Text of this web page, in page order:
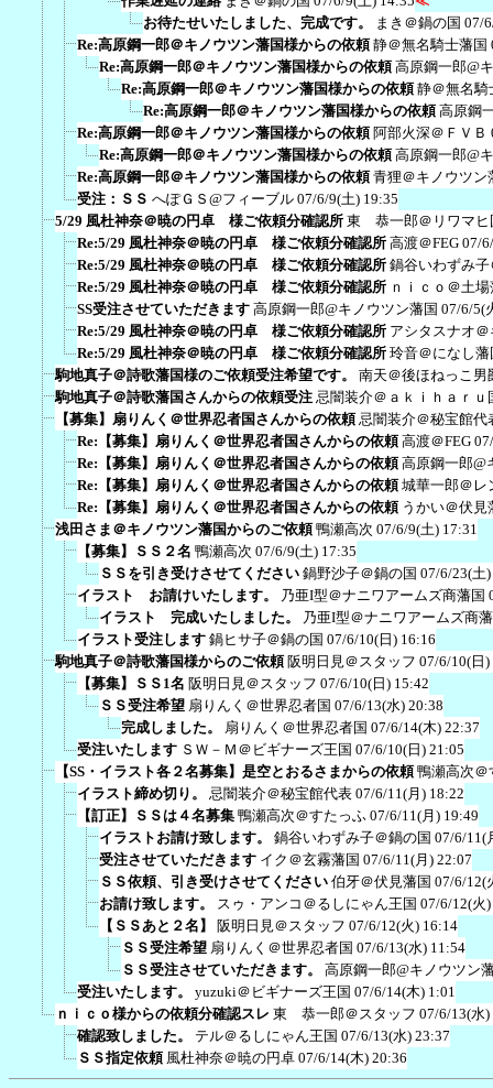
お待たせいたしました、完成です。
まき＠鍋の国 07/
Re:高原鋼一郎＠キノウツン藩国様からの依頼 静＠無名騎士藩国
Re:高原鋼一郎＠キノウツン藩国様からの依頼 高原鋼一郎@
Re:高原鋼一郎＠キノウツン藩国様からの依頼 静＠無名騎
Re:高原鋼一郎＠キノウツン藩国様からの依頼 高原鋼
Re:高原鋼一郎＠キノウツン藩国様からの依頼 阿部火深＠ＦＶＢ
Re:高原鋼一郎＠キノウツン藩国様からの依頼 高原鋼一郎@
Re:高原鋼一郎＠キノウツン藩国様からの依頼 青狸＠キノウツン
受注：ＳＳ へぽＧＳ@フィーブル 07/6/9(土) 19:35
5/29 風杜神奈＠暁の円卓 様ご依頼分確認所 東 恭一郎＠リワマヒ
Re:5/29 風杜神奈＠暁の円卓 様ご依頼分確認所 高渡＠FEG 07/
Re:5/29 風杜神奈＠暁の円卓 様ご依頼分確認所 鍋谷いわずみ
Re:5/29 風杜神奈＠暁の円卓 様ご依頼分確認所 ｎｉｃｏ＠土
SS受注させていただきます 高原鋼一郎@キノウツン藩国 07/6/5(
Re:5/29 風杜神奈＠暁の円卓 様ご依頼分確認所 アシタスナオ
Re:5/29 風杜神奈＠暁の円卓 様ご依頼分確認所 玲音＠になし藩
駒地真子＠詩歌藩国様のご依頼受注希望です。
南天＠後ほねっこ男
駒地真子＠詩歌藩国さんからの依頼受注 忌闇装介＠ａｋｉｈａｒｕ
【募集】扇りんく＠世界忍者国さんからの依頼 忌闇装介＠秘宝館代
Re:【募集】扇りんく＠世界忍者国さんからの依頼 高渡＠FEG
Re:【募集】扇りんく＠世界忍者国さんからの依頼 高原鋼一郎@
Re:【募集】扇りんく＠世界忍者国さんからの依頼 城華一郎＠レ
Re:【募集】扇りんく＠世界忍者国さんからの依頼 うかい＠伏見
浅田さま＠キノウツン藩国からのご依頼 鴨瀬高次 07/6/9(土) 17:31
【募集】ＳＳ２名 鴨瀬高次 07/6/9(土) 17:35
ＳＳを引き受けさせてください 鍋野沙子＠鍋の国 07/6/23(土
イラスト お請けいたします。
乃亜I型＠ナニワアームズ商藩国
イラスト 完成いたしました。
乃亜I型＠ナニワアームズ商
イラスト受注します 鍋ヒサ子＠鍋の国 07/6/10(日) 16:16
駒地真子＠詩歌藩国様からのご依頼 阪明日見＠スタッフ 07/6/10(日)
【募集】ＳＳ1名 阪明日見＠スタッフ 07/6/10(日) 15:42
ＳＳ受注希望 扇りんく＠世界忍者国 07/6/13(水) 20:38
完成しました。
扇りんく＠世界忍者国 07/6/14(木) 22:37
受注いたします ＳＷ－Ｍ＠ビギナーズ王国 07/6/10(日) 21:05
【SS・イラスト各２名募集】是空とおるさまからの依頼 鴨瀬高次＠
イラスト締め切り。
忌闇装介＠秘宝館代表 07/6/11(月) 18:22
【訂正】ＳＳは４名募集 鴨瀬高次＠すたっふ 07/6/11(月) 19:49
イラストお請け致します。
鍋谷いわずみ子＠鍋の国 07/6/11(
受注させていただきます イク＠玄霧藩国 07/6/11(月) 22:07
ＳＳ依頼、引き受けさせてください 伯牙＠伏見藩国 07/6/12(
お請け致します。
スゥ・アンコ＠るしにゃん王国 07/6/12(火
【ＳＳあと２名】
阪明日見＠スタッフ 07/6/12(火) 16:14
ＳＳ受注希望 扇りんく＠世界忍者国 07/6/13(水) 11:54
ＳＳ受注させていただきます。
高原鋼一郎@キノウツン
受注いたします。
yuzuki＠ビギナーズ王国 07/6/14(木) 1:01
ｎｉｃｏ様からの依頼分確認スレ 東 恭一郎＠スタッフ 07/6/13(水)
確認致しました。
テル＠るしにゃん王国 07/6/13(水) 23:37
ＳＳ指定依頼 風杜神奈＠暁の円卓 07/6/14(木) 20:36